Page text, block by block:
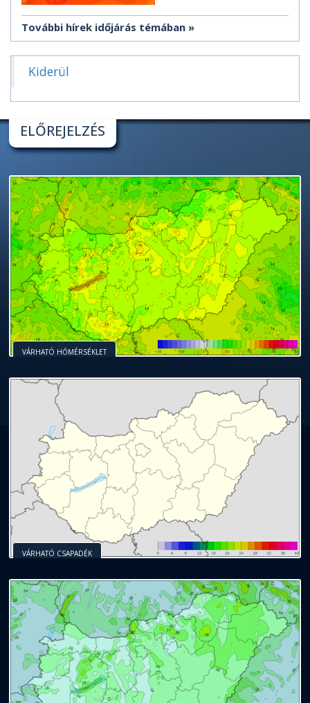
További hírek időjárás témában
Kiderül
ELŐREJELZÉS
VÁRHATÓ HŐMÉRSÉKLET
VÁRHATÓ CSAPADÉK